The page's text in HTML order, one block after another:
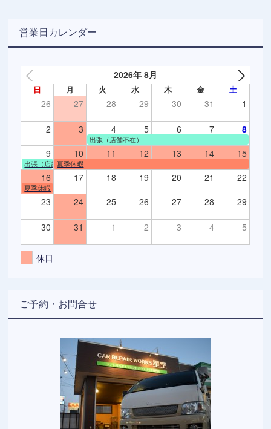
営業日カレンダー
2026年 8月
日 月 火 水 木 金 土
26 27 28 29 30 31 1
2 3 4 5 6 7 8
出張（店舗不在）
9 10 11 12 13 14 15
出張（店舗不在）
夏季休暇
16 17 18 19 20 21 22
夏季休暇
23 24 25 26 27 28 29
30 31 1 2 3 4 5
休日
ご予約・お問合せ